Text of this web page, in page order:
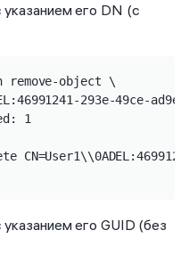
его DN (с
remove-object \
293e-49ce-
1
его GUID (без